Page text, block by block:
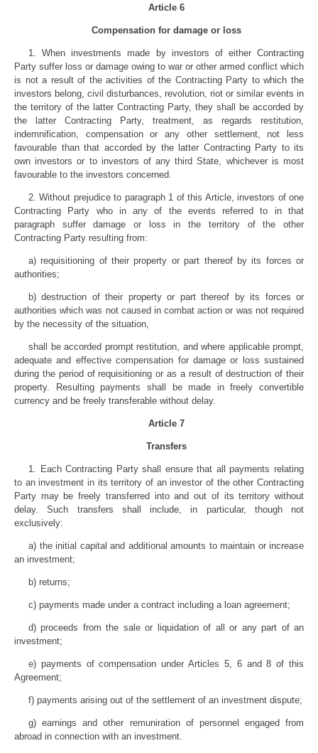
Article 6
Compensation for damage or loss
1. When investments made by investors of either Contracting
Party suffer loss or damage owing to war or other armed conflict which
is not a result of the activities of the Contracting Party to which the
investors belong, civil disturbances, revolution, riot or similar events in
the territory of the latter Contracting Party, they shall be accorded by
the latter Contracting Party, treatment, as regards restitution,
indemnification, compensation or any other settlement, not less
favourable than that accorded by the latter Contracting Party to its
own investors or to investors of any third State, whichever is most
favourable to the investors concerned.
2. Without prejudice to paragraph 1 of this Article, investors of one
Contracting Party who in any of the events referred to in that
paragraph suffer damage or loss in the territory of the other
Contracting Party resulting from:
a) requisitioning of their property or part thereof by its forces or
authorities;
b) destruction of their property or part thereof by its forces or
authorities which was not caused in combat action or was not required
by the necessity of the situation,
shall be accorded prompt restitution, and where applicable prompt,
adequate and effective compensation for damage or loss sustained
during the period of requisitioning or as a result of destruction of their
property. Resulting payments shall be made in freely convertible
currency and be freely transferable without delay.
Article 7
Transfers
1. Each Contracting Party shall ensure that all payments relating
to an investment in its territory of an investor of the other Contracting
Party may be freely transferred into and out of its territory without
delay. Such transfers shall include, in particular, though not
exclusively:
a) the initial capital and additional amounts to maintain or increase
an investment;
b) returns;
c) payments made under a contract including a loan agreement;
d) proceeds from the sale or liquidation of all or any part of an
investment;
e) payments of compensation under Articles 5, 6 and 8 of this
Agreement;
f) payments arising out of the settlement of an investment dispute;
g) earnings and other remuniration of personnel engaged from
abroad in connection with an investment.